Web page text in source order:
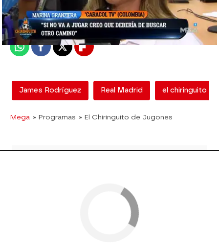
Madrid
Publicado:08 de junio de 2018, 16:49
WhatsappFacebook
X Flipboard
James Rodríguez Real Madrid el chiringuito
Mega » Programas » El Chiringuito de Jugones